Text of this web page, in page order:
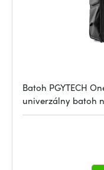
Batoh PGYTECH
univerzálny batoh